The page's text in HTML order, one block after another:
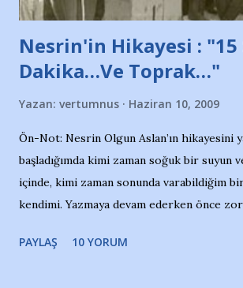
Nesrin'in Hikayesi : "15
Dakika…Ve Toprak…"
Yazan: vertumnus Haziran 10, 2009
Ön-Not: Nesrin Olgun Aslan’ın hikayesini
başladığımda kimi zaman soğuk bir suyun
içinde, kimi zaman sonunda varabildiğim
kendimi. Yazmaya devam ederken önce
Yazımı, ağlayarak bitirebildim
PAYLAŞ 10 YORUM